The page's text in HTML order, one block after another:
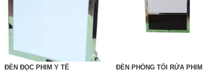
ĐÈN ĐỌC PHIM Y TẾ ĐÈN PHÒNG TỐI RỬA PHIM